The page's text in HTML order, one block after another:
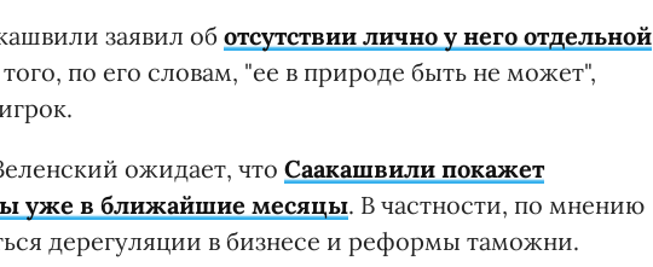
заявил об отсутствии лично у него отдельной
по его словам, "ее в природе быть не может",
ожидает, что Саакашвили покажет
уже в ближайшие месяцы. В частности, по мнению
дерегуляции в бизнесе и реформы таможни.